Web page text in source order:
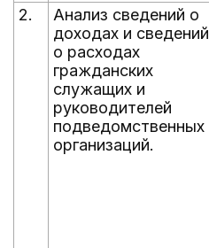
2.
Анализ сведений о
доходах и сведений
о расходах
гражданских
служащих и
руководителей
подведомственных
организаций.